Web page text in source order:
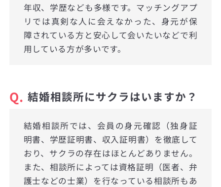
年収、学歴なども多様です。マッチングアプ
リでは真剣な人に会えなかった、身元が保
障されている方と安心して会いたいなどで利
用している方が多いです。
Q. 結婚相談所にサクラはいますか？
結婚相談所では、会員の身元確認（独身証
明書、学歴証明書、収入証明書）を徹底して
おり、サクラの存在はほとんどありません。
また、相談所によっては資格証明（医者、弁
護士などの士業）を行なっている相談所もあ